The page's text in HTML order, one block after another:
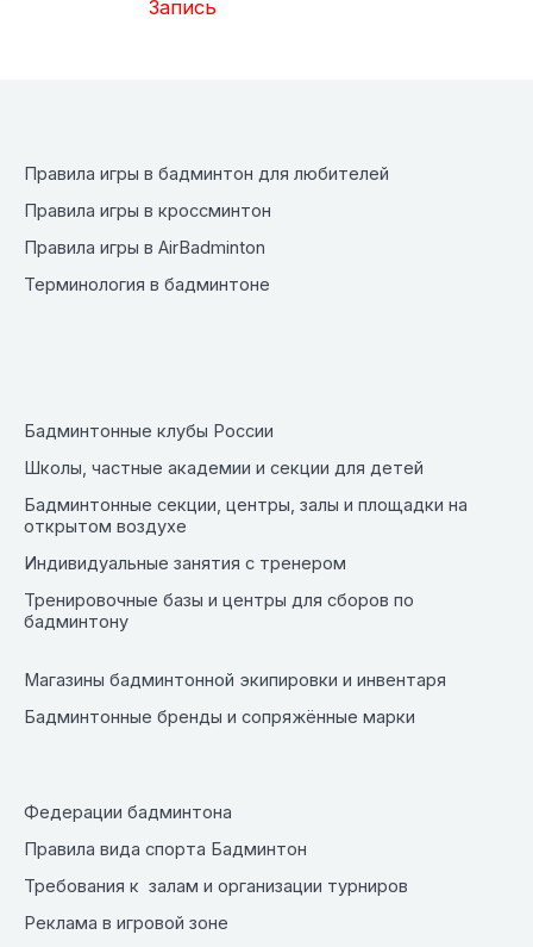
Запись
Правила игры в бадминтон для любителей
Правила игры в кроссминтон
Правила игры в AirBadminton
Терминология в бадминтоне
Бадминтонные клубы России
Школы, частные академии и секции для детей
Бадминтонные секции, центры, залы и площадки на
открытом воздухе
Индивидуальные занятия с тренером
Тренировочные базы и центры для сборов по
бадминтону
Магазины бадминтонной экипировки и инвентаря
Бадминтонные бренды и сопряжённые марки
Федерации бадминтона
Правила вида спорта Бадминтон
Требования к залам и организации турниров
Реклама в игровой зоне